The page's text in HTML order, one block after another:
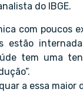
do IBGE.
com poucos
estão
tem uma
a essa maior